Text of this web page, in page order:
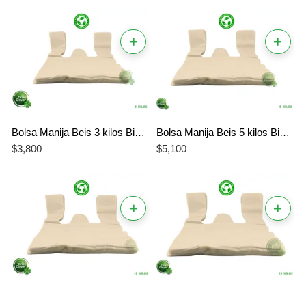
+
Bolsa Manija Beis 3 kilos Biodegradable
$3,800
+
Bolsa Manija Beis 5 kilos Biodegradable
$5,100
+ +